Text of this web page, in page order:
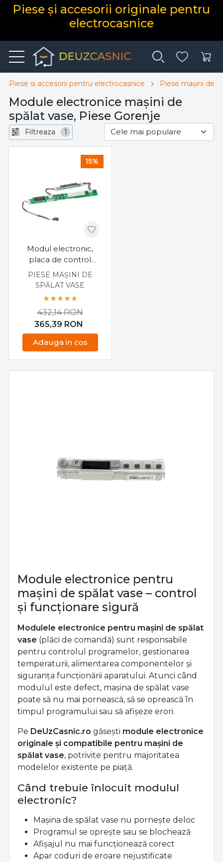
Piese și accesorii originale pentru
electrocasnice
Piese si accesorii pentru electrocasnice Piese mașini de
Module electronice mașini de
spălat vase, Piese Gorenje
Filtreaza 1
15%
Modul electronic,
placa de control
pentru masina de
spalat vase Gorenje,
PIESE MAȘINI DE
SPĂLAT VASE
365,39 RON
432,14RON
Adauga in cos
Module electronice pentru
mașini de spălat vase – control
și funcționare sigură
Modulele electronice pentru mașini de spălat
vase (plăci de comandă) sunt responsabile
pentru controlul programelor, gestionarea
temperaturii, alimentarea componentelor și
siguranța funcționării aparatului. Atunci când
modulul este defect, mașina de spălat vase
poate să nu mai pornească, să se oprească în
timpul programului sau să afișeze erori.
Pe DeUzCasnic.ro găsești module electronice
originale și compatibile pentru mașini de
spălat vase, potrivite pentru majoritatea
modelelor existente pe piață.
Când trebuie înlocuit modulul
electronic?
Mașina de spălat vase nu pornește deloc
Programul se oprește sau se blochează
Afișajul nu mai funcționează corect
Apar coduri de eroare nejustificate